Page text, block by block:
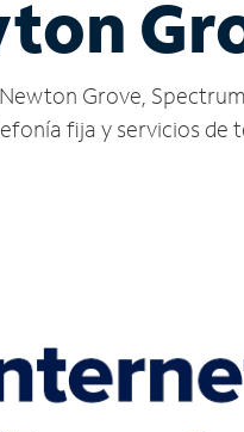
Grove,
fija y servicios de